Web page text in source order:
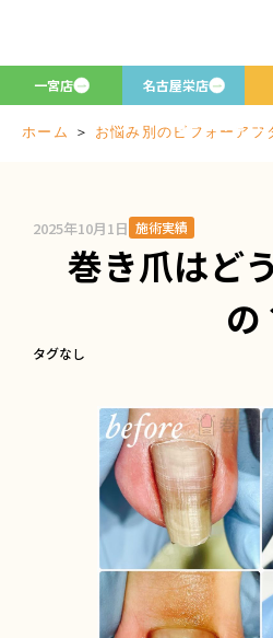
一宮店 名古屋栄店
お悩み別
ォーア
Before/
ホーム ＞ お悩み別のビフォーアフ
2025年10月1日 施術実績
巻き爪はど
の
タグなし